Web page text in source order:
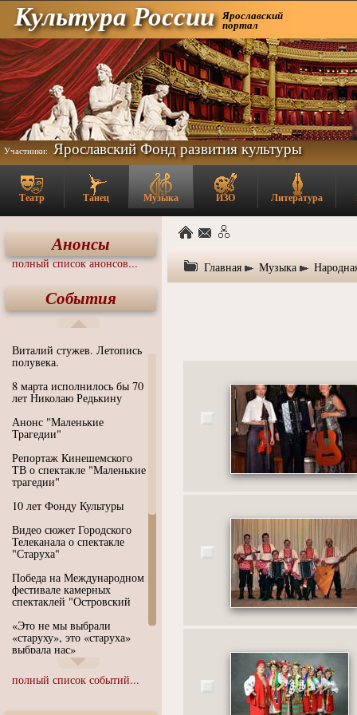
Культура России Ярославский
портал
Участники: Ярославский Фонд развития культуры
Театр Танец Музыка ИЗО Литература
Анонсы
полный список анонсов...
События
Виталий стужев. Летопись
полувека.
8 марта исполнилось бы 70
лет Николаю Редькину
Анонс "Маленькие
Трагедии"
Репортаж Кинешемского
ТВ о спектакле "Маленькие
трагедии"
10 лет Фонду Культуры
Видео сюжет Городского
Телеканала о спектакле
"Старуха"
Победа на Международном
фестивале камерных
спектаклей "Островский
«Это не мы выбрали
«старуху», это «старуха»
выбрала нас»
Иммерсивный спектакль
"Язык чистого полета
полный список событий...
Главная Музыка